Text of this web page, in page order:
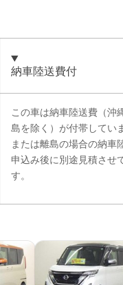
納車陸送費付
この車は納車陸送費（沖
島を除く）が付帯してい
または離島の場合の納車
申込み後に別途見積させ
す。